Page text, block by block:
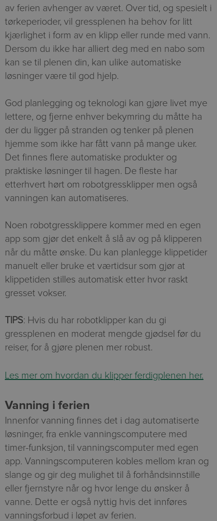
av ferien avhenger av været. Over tid, og spesielt i
tørkeperioder, vil gressplenen ha behov for litt
kjærlighet i form av en klipp eller runde med vann.
Dersom du ikke har alliert deg med en nabo som
kan se til plenen din, kan ulike automatiske
løsninger være til god hjelp.
God planlegging og teknologi kan gjøre livet mye
lettere, og fjerne enhver bekymring du måtte ha
der du ligger på stranden og tenker på plenen
hjemme som ikke har fått vann på mange uker.
Det finnes flere automatiske produkter og
praktiske løsninger til hagen. De fleste har
etterhvert hørt om robotgressklipper men også
vanningen kan automatiseres.
Noen robotgressklippere kommer med en egen
app som gjør det enkelt å slå av og på klipperen
når du måtte ønske. Du kan planlegge klippetider
manuelt eller bruke et værtidsur som gjør at
klippetiden stilles automatisk etter hvor raskt
gresset vokser.
TIPS: Hvis du har robotklipper kan du gi
gressplenen en moderat mengde gjødsel før du
reiser, for å gjøre plenen mer robust.
Les mer om hvordan du klipper ferdigplenen her.
Vanning i ferien
Innenfor vanning finnes det i dag automatiserte
løsninger, fra enkle vanningscomputere med
timer-funksjon, til vanningscomputer med egen
app. Vanningscomputeren kobles mellom kran og
slange og gir deg mulighet til å forhåndsinnstille
eller fjernstyre når og hvor lenge du ønsker å
vanne. Dette er også nyttig hvis det innføres
vanningsforbud i løpet av ferien.